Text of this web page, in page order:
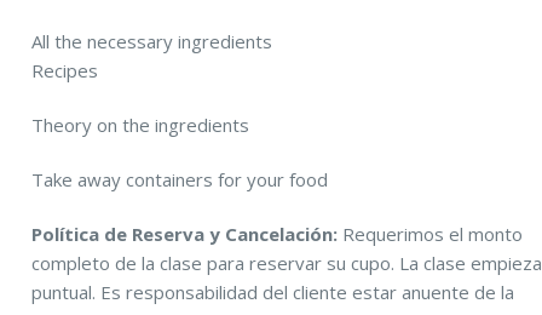
All the necessary ingredients
Recipes
Theory on the ingredients
Take away containers for your food
Política de Reserva y Cancelación: Requerimos el monto
completo de la clase para reservar su cupo. La clase empieza
puntual. Es responsabilidad del cliente estar anuente de la